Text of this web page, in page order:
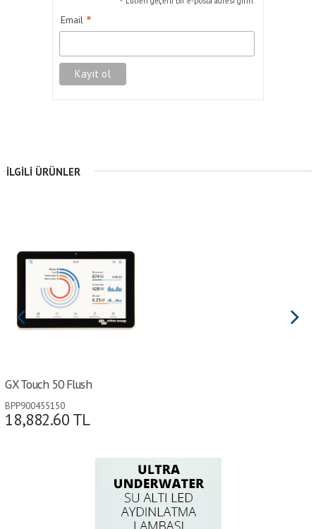
Email *
İLGILI ÜRÜNLER
GX Touch 50 Flush
BPP900455150
18,882.60 TL